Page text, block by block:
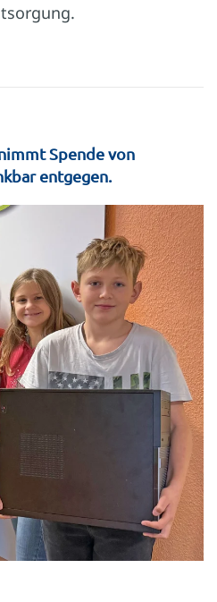
Spende von
entgegen.